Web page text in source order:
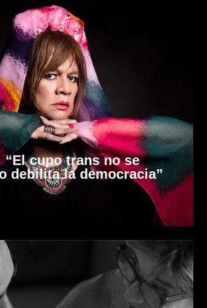
“El cupo trans no se
debilita la democracia”